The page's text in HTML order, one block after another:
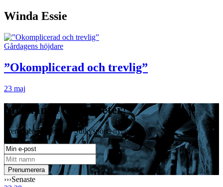
Winda Essie
Gårdagens höjdare
”Okomplicerad och trevlig”
23 maj
Missa inga travnyheter!
Prenumerera gratis på Sulkysports nyhetsbrev
›››Senaste